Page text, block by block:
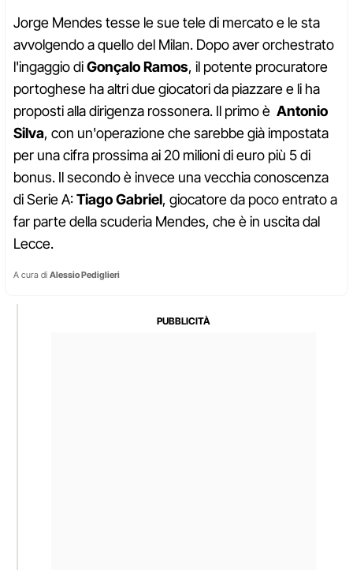
Jorge Mendes tesse le sue tele di mercato e le sta
avvolgendo a quello del Milan. Dopo aver orchestrato
l'ingaggio diGonçalo Ramos, il potente procuratore
portoghese ha altri due giocatori da piazzare e li ha
proposti alla dirigenza rossonera. Il primo è Antonio
Silva, con un'operazione che sarebbe già impostata
per una cifra prossima ai 20 milioni di euro più 5 di
bonus. Il secondo è invece una vecchia conoscenza
di Serie A:Tiago Gabriel, giocatore da poco entrato a
far parte della scuderia Mendes, che è in uscita dal
Lecce.
A cura di Alessio Pediglieri